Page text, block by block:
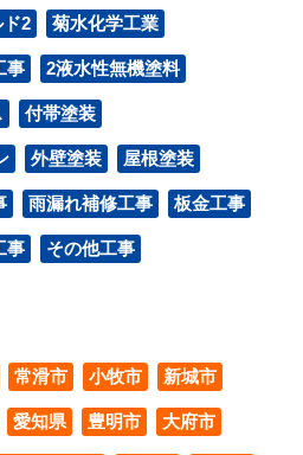
2 菊水化学工業
事 2液水性無機塗料
付帯塗装
外壁塗装 屋根塗装
雨漏れ補修工事 板金工事
事 その他工事
常滑市 小牧市 新城市
愛知県 豊明市 大府市